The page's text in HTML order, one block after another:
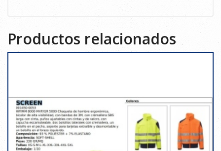
Productos relacionados